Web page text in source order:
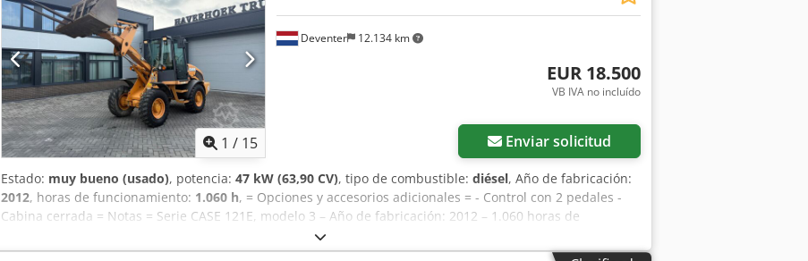
1 / 15
Deventer 12.134 km
EUR 18.500
VB IVA no incluído
Enviar solicitud
Estado: muy bueno (usado), potencia: 47 kW (63,90 CV), tipo de combustible: diésel, Año de fabricación:
2012, horas de funcionamiento: 1.060 h, = Opciones y accesorios adicionales = - Control con 2 pedales -
Cabina cerrada = Notas = Serie CASE 121E, modelo 3 – Año de fabricación: 2012 – 1.060 horas de
funcionamiento Pala cargadora de la serie CASE 121E, modelo 3, año de fabricación: 2012. La máquina se
encuentra en buen estado y solo tiene 1.060 horas de funcionamiento. La máquina se encuentra en buen